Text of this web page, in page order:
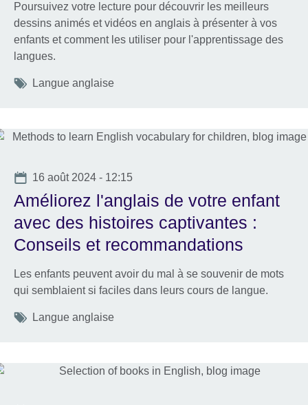
Poursuivez votre lecture pour découvrir les meilleurs
dessins animés et vidéos en anglais à présenter à vos
enfants et comment les utiliser pour l'apprentissage des
langues.
Tags
Langue anglaise
Date
16 août 2024 - 12:15
Améliorez l'anglais de votre enfant
avec des histoires captivantes :
Conseils et recommandations
Les enfants peuvent avoir du mal à se souvenir de mots
qui semblaient si faciles dans leurs cours de langue.
Tags
Langue anglaise